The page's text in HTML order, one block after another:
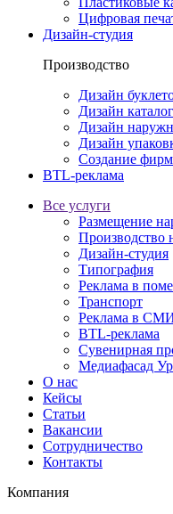
Цифровая
Дизайн-студия
Производство
Дизайн
Дизайн
Дизайн
Дизайн
Создание
BTL-реклама
Все услуги
Размещение
Производство
Дизайн-студия
Типография
Реклама в
Транспорт
Реклама в
BTL-реклама
Сувенирная
Медиафасад
О нас
Кейсы
Статьи
Вакансии
Сотрудничество
Контакты
Компания